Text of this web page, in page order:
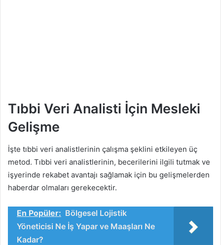
Tıbbi Veri Analisti İçin Mesleki
Gelişme
İşte tıbbi veri analistlerinin çalışma şeklini etkileyen üç
metod. Tıbbi veri analistlerinin, becerilerini ilgili tutmak ve
işyerinde rekabet avantajı sağlamak için bu gelişmelerden
haberdar olmaları gerekecektir.
En Popüler: Bölgesel Lojistik
Yöneticisi Ne İş Yapar ve Maaşları Ne
Kadar?